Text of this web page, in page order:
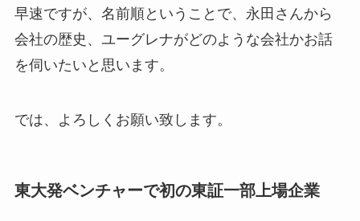
早速ですが、名前順ということで、永田さんから
会社の歴史、ユーグレナがどのような会社かお話
を伺いたいと思います。
では、よろしくお願い致します。
東大発ベンチャーで初の東証一部上場企業